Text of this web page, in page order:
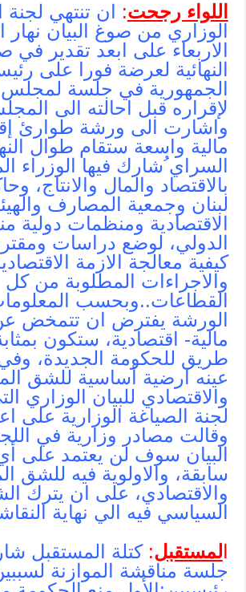
اللواء رجحت: ان تنتهي لجنة
الوزاري من صوغ البيان نهار
الاربعاء على ابعد تقدير في
النهائية لعرضة فورا على
الجمهورية في جلسة لمجلس
لإقراره قبل احالته الى
واشارت الى ورشة طوارئ
مالية واسعة ستقام طوال
السراي ُشارك فيها الوزراء
بالاقتصاد والمال والانتاج،
لبنان وجمعية المصارف
الاقتصادية ومنظمات دولية
الدولي، لوضع دراسات
كيفية معالجة الازمة
والاجراءات المطلوبة من كل
القطاعات..وبحسب
الورشة يفترض ان تتمخض
مالية- اقتصادية، ستكون
طريق للحكومة الجديدة،
عينه ارضية أساسية للشق
والاقتصادي للبيان الوزاري
لجنة الصياغة الوزارية على
وقالت مصادر وزارية في
البيان سوف لن يعتمد على
سابقة، والاولوية فيه للشق
والاقتصادي، على ان يترك
السياسي فيه الي نهاية
لمستقبل: كتلة المستقبل
جلسة مناقشة الموازنة